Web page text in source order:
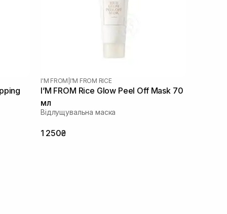
I'M FROM I'M FROM RICE
I’M FROM Rice Glow Peel Off Mask 70
мл
Відлущувальна маска
1 250₴